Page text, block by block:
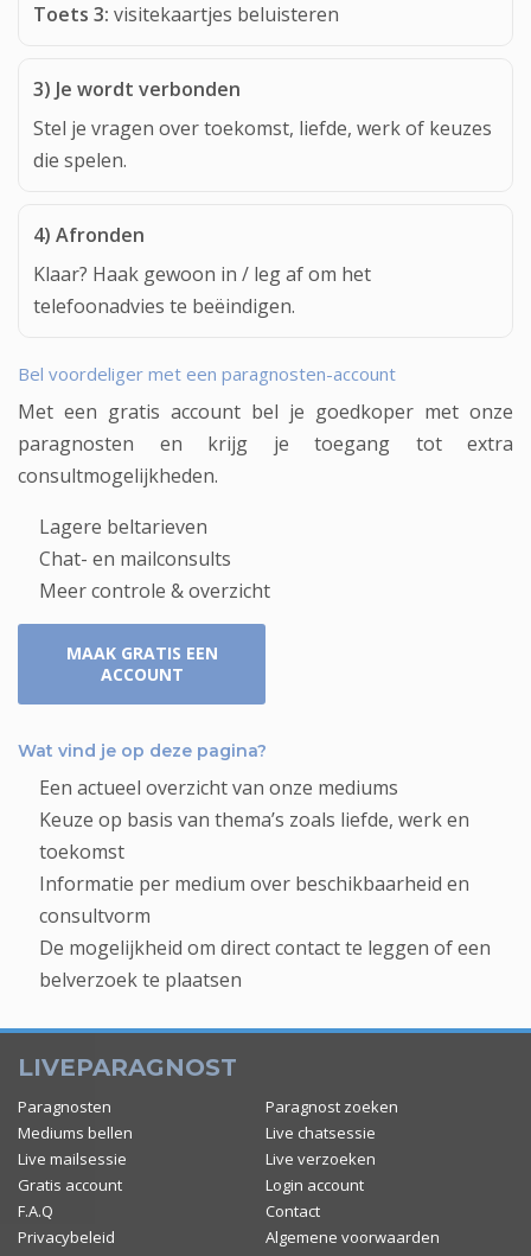
Toets 3: visitekaartjes beluisteren
3) Je wordt verbonden
Stel je vragen over toekomst, liefde, werk of keuzes
die spelen.
4) Afronden
Klaar? Haak gewoon in / leg af om het
telefoonadvies te beëindigen.
Bel voordeliger met een paragnosten-account
Met een gratis account bel je goedkoper met onze
paragnosten en krijg je toegang tot extra
consultmogelijkheden.
Lagere beltarieven
Chat- en mailconsults
Meer controle & overzicht
MAAK GRATIS EEN
ACCOUNT
Wat vind je op deze pagina?
Een actueel overzicht van onze mediums
Keuze op basis van thema’s zoals liefde, werk en
toekomst
Informatie per medium over beschikbaarheid en
consultvorm
De mogelijkheid om direct contact te leggen of een
belverzoek te plaatsen
LIVEPARAGNOST
Paragnosten
Paragnost zoeken
Mediums bellen
Live chatsessie
Live mailsessie
Live verzoeken
Gratis account
Login account
F.A.Q
Contact
Privacybeleid
Algemene voorwaarden